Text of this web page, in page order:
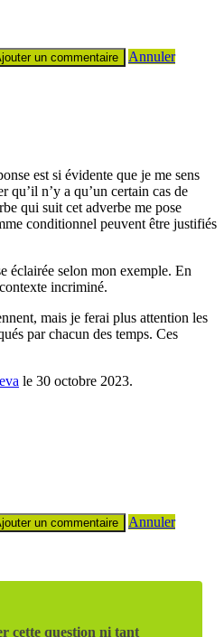
Annuler
est si évidente que je me sens
qu’il n’y a qu’un certain cas de
qui suit cet adverbe me pose
conditionnel peuvent être justifiés
éclairée selon mon exemple. En
incriminé.
mais je ferai plus attention les
par chacun des temps. Ces
le 30 octobre 2023.
Annuler
cette question ni tant